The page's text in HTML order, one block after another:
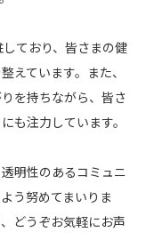
ており、皆さまの健
えています。また、
を持ちながら、皆さ
も注力しています。
明性のあるコミュニ
う努めてまいりま
どうぞお気軽にお声